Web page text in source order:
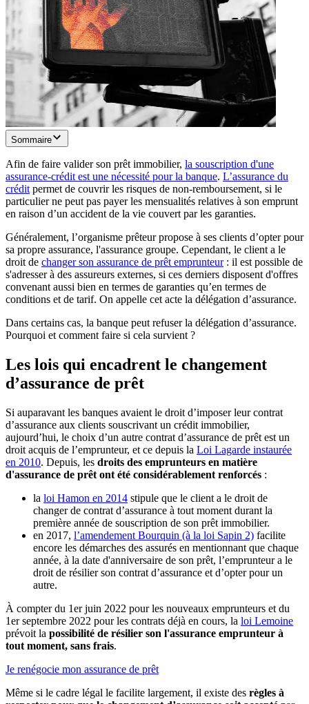
Sommaire
Afin de faire valider son prêt immobilier, la souscription d'une
assurance-crédit est une nécessité pour la banque. L’assurance du
crédit permet de couvrir les risques de non-remboursement, si le
particulier ne peut pas payer les mensualités relatives à son emprunt
en raison d’un accident de la vie couvert par les garanties.
Généralement, l’organisme prêteur propose à ses clients d’opter pour
sa propre assurance, l'assurance groupe. Cependant, le client a le
droit de changer son assurance de prêt emprunteur: il est possible de
s'adresser à des assureurs externes, si ces derniers disposent d'offres
convenant aussi bien en termes de garanties qu’en termes de
conditions et de tarif. On appelle cet acte la délégation d’assurance.
Dans certains cas, la banque peut refuser la délégation d’assurance.
Pourquoi et comment faire si cela survient ?
Les lois qui encadrent le changement
d’assurance de prêt
Si auparavant les banques avaient le droit d’imposer leur contrat
d’assurance aux clients souscrivant un crédit immobilier,
aujourd’hui, le choix d’un autre contrat d’assurance de prêt est un
droit acquis de l’emprunteur, et ce depuis la Loi Lagarde instaurée
en 2010. Depuis, les droits des emprunteurs en matière
d'assurance de prêt ont été considérablement renforcés :
la loi Hamon en 2014 stipule que le client a le droit de
changer de contrat d’assurance à tout moment durant la
première année de souscription de son prêt immobilier.
en 2017, l’amendement Bourquin (à la loi Sapin 2) facilite
encore les démarches des assurés en mentionnant que chaque
année, à la date d'anniversaire de son prêt, l’emprunteur a le
droit de résilier son contrat d’assurance et d’opter pour un
autre.
À compter du 1er juin 2022 pour les nouveaux emprunteurs et du
1er septembre 2022 pour les contrats déjà en cours, la loi Lemoine
prévoit la possibilité de résilier son l'assurance emprunteur à
tout moment, sans frais.
Je renégocie mon assurance de prêt
Même si le cadre légal le facilite largement, il existe des règles à